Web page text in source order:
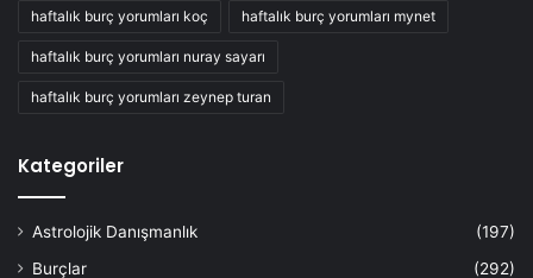
haftalık burç yorumları koç haftalık burç yorumları mynet
haftalık burç yorumları nuray sayarı
haftalık burç yorumları zeynep turan
Kategoriler
Astrolojik Danışmanlık
(197)
Burçlar
(292)